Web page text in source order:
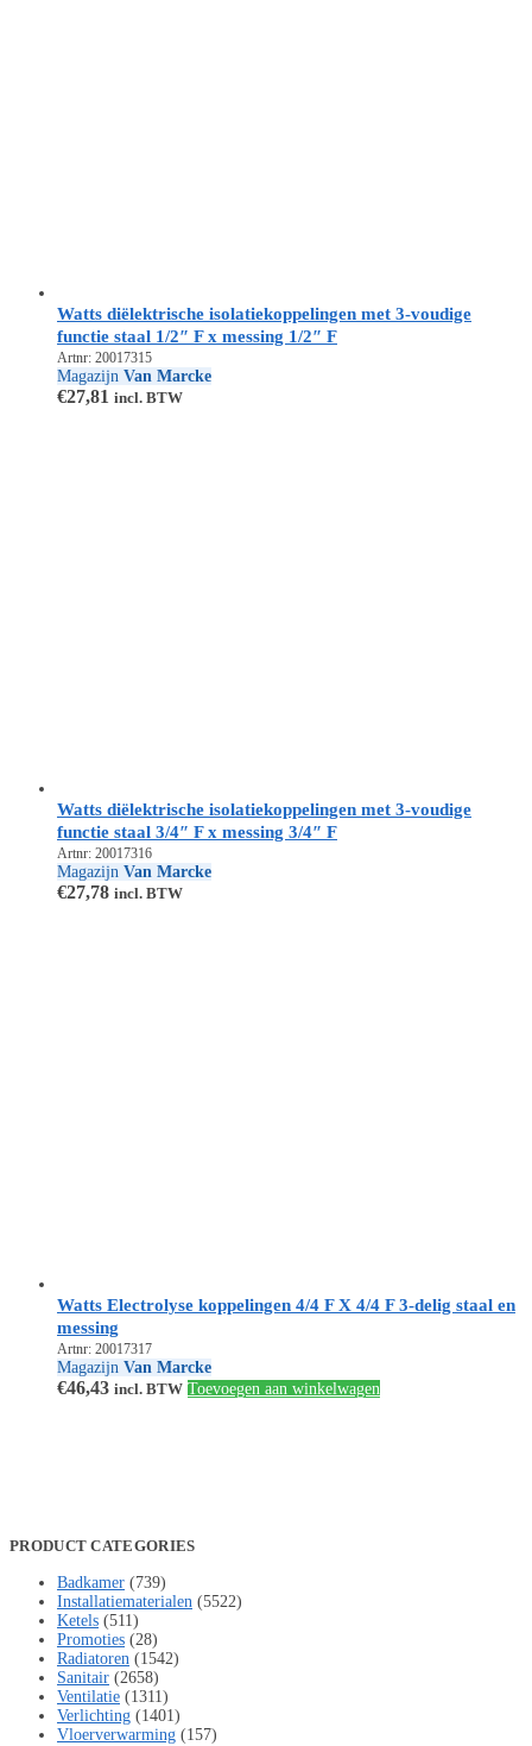
Watts diëlektrische isolatiekoppelingen met 3-voudige
functie staal 1/2″ F x messing 1/2″ F
Artnr: 20017315
Magazijn Van Marcke
€27,81 incl. BTW
Watts diëlektrische isolatiekoppelingen met 3-voudige
functie staal 3/4″ F x messing 3/4″ F
Artnr: 20017316
Magazijn Van Marcke
€27,78 incl. BTW
Watts Electrolyse koppelingen 4/4 F X 4/4 F 3-delig staal en
messing
Artnr: 20017317
Magazijn Van Marcke
€46,43 incl. BTW Toevoegen aan winkelwagen
PRODUCT CATEGORIES
Badkamer (739)
Installatiematerialen (5522)
Ketels (511)
Promoties (28)
Radiatoren (1542)
Sanitair (2658)
Ventilatie (1311)
Verlichting (1401)
Vloerverwarming (157)